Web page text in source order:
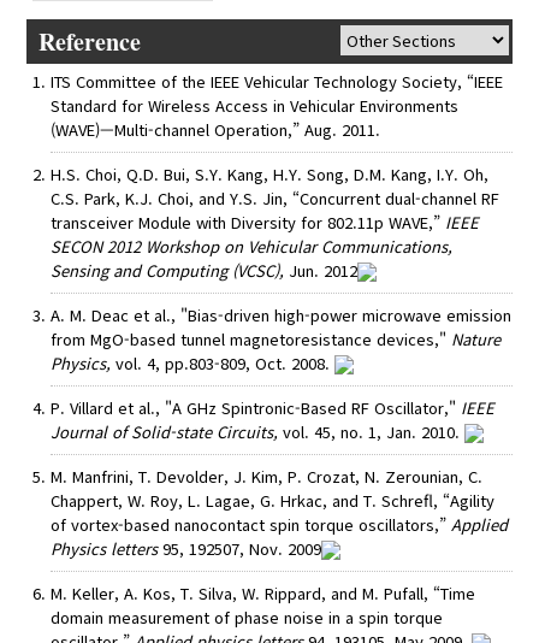
Reference
ITS Committee of the IEEE Vehicular Technology Society, “IEEE
Standard for Wireless Access in Vehicular Environments
(WAVE)—Multi-channel Operation,” Aug. 2011.
H.S. Choi, Q.D. Bui, S.Y. Kang, H.Y. Song, D.M. Kang, I.Y. Oh,
C.S. Park, K.J. Choi, and Y.S. Jin, “Concurrent dual-channel RF
transceiver Module with Diversity for 802.11p WAVE,” IEEE
SECON 2012 Workshop on Vehicular Communications,
Sensing and Computing (VCSC), Jun. 2012
A. M. Deac et al., "Bias-driven high-power microwave emission
from MgO-based tunnel magnetoresistance devices," Nature
Physics,vol. 4, pp.803-809, Oct. 2008.
P. Villard et al., "A GHz Spintronic-Based RF Oscillator," IEEE
Journal of Solid-state Circuits,vol. 45, no. 1, Jan. 2010.
M. Manfrini, T. Devolder, J. Kim, P. Crozat, N. Zerounian, C.
Chappert, W. Roy, L. Lagae, G. Hrkac, and T. Schrefl, “Agility
of vortex-based nanocontact spin torque oscillators,”Applied
Physics letters95, 192507, Nov. 2009
M. Keller, A. Kos, T. Silva, W. Rippard, and M. Pufall, “Time
domain measurement of phase noise in a spin torque